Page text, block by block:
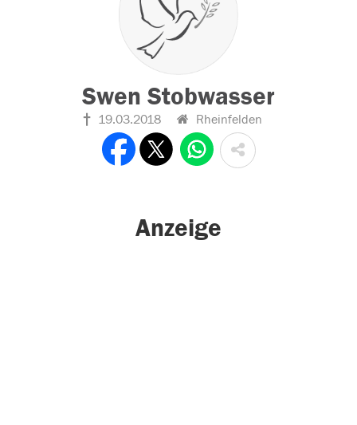
Swen Stobwasser
19.03.2018 Rheinfelden
Anzeige